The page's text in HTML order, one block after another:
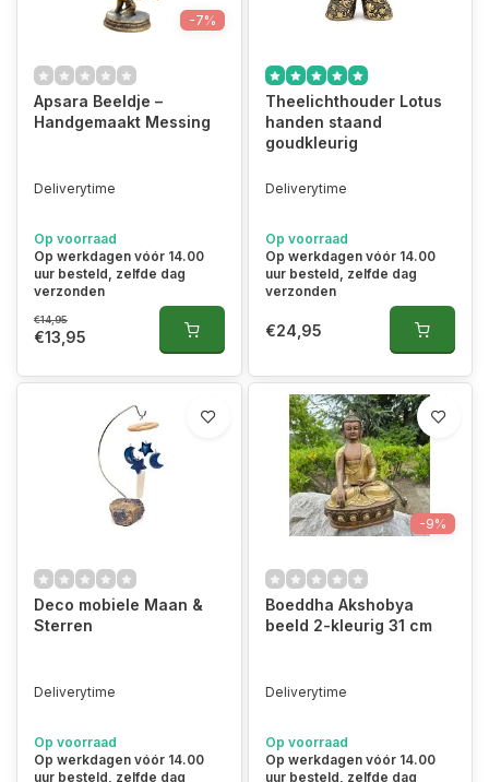
-7%
Apsara Beeldje –
Handgemaakt Messing
Deliverytime
Op voorraad
Op werkdagen vóór 14.00
uur besteld, zelfde dag
verzonden
€14,95
€13,95
Theelichthouder Lotus
handen staand
goudkleurig
Deliverytime
Op voorraad
Op werkdagen vóór 14.00
uur besteld, zelfde dag
verzonden
€24,95
Deco mobiele Maan &
Sterren
Deliverytime
Op voorraad
Op werkdagen vóór 14.00
uur besteld, zelfde dag
-9%
Boeddha Akshobya
beeld 2-kleurig 31 cm
Deliverytime
Op voorraad
Op werkdagen vóór 14.00
uur besteld, zelfde dag